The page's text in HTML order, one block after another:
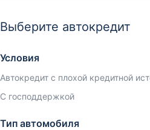
Выберите автокредит
Условия
Автокредит с плохой кредитной
С господдержкой
Тип автомобиля